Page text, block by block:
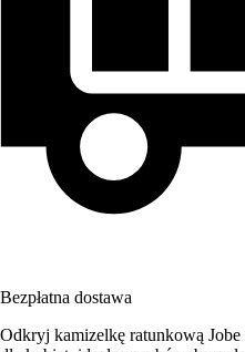
Bezpłatna dostawa
Odkryj kamizelkę ratunkową